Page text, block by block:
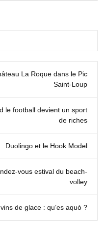
La Roque dans le Pic
Saint‑Loup
le football devient un sport
de riches
Duolingo et le Hook Model
estival du beach-
volley
de glace : qu’es aquò ?